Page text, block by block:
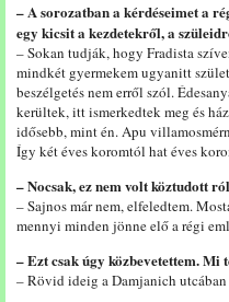
– A sorozatban a kérdéseimet a
egy kicsit a kezdetekről, a
– Sokan tudják, hogy Fradista
mindkét gyermekem ugyanitt
beszélgetés nem erről szól.
kerültek, itt ismerkedtek meg és
idősebb, mint én. Apu
Így két éves koromtól hat éves
– Nocsak, ez nem volt köztudott
– Sajnos már nem, elfeledtem.
mennyi minden jönne elő a régi
– Ezt csak úgy közbevetettem.
– Rövid ideig a Damjanich